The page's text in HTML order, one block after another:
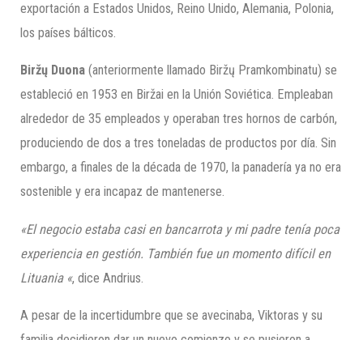
exportación a Estados Unidos, Reino Unido, Alemania, Polonia,
los países bálticos.
Biržų Duona (anteriormente llamado Biržų Pramkombinatu) se
estableció en 1953 en Biržai en la Unión Soviética. Empleaban
alrededor de 35 empleados y operaban tres hornos de carbón,
produciendo de dos a tres toneladas de productos por día. Sin
embargo, a finales de la década de 1970, la panadería ya no era
sostenible y era incapaz de mantenerse.
«El negocio estaba casi en bancarrota y mi padre tenía poca
experiencia en gestión. También fue un momento difícil en
Lituania «, dice Andrius.
A pesar de la incertidumbre que se avecinaba, Viktoras y su